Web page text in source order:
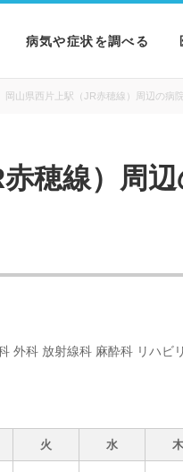
病気や症状を調べる
検査を調べる
岡山県西片上駅（JR赤穂線）周辺の病院
穂線）周
外科 放射線科 麻酔科 リハビ
火 水 木